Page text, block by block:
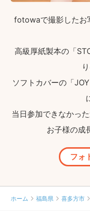
fotowaで撮影したお
高級厚紙製本の「
ソフトカバーの「
当日参加できなかっ
お子様の成
フォ
ホーム 福島県 喜多方市